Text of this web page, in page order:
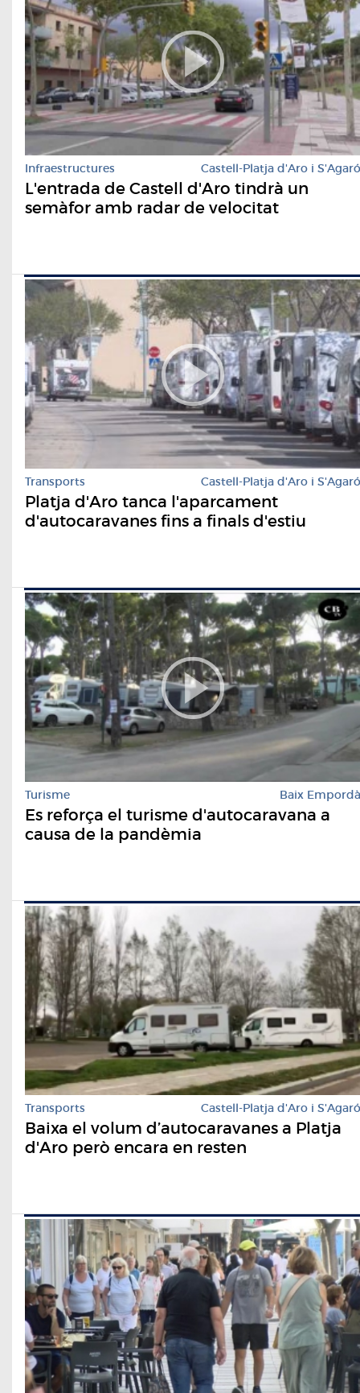
Infraestructures Castell-Platja d'Aro i S'Agaró
L'entrada de Castell d'Aro tindrà un
semàfor amb radar de velocitat
Transports Castell-Platja d'Aro i S'Agaró
Platja d'Aro tanca l'aparcament
d'autocaravanes fins a finals d'estiu
Turisme Baix Empordà
Es reforça el turisme d'autocaravana a
causa de la pandèmia
Transports Castell-Platja d'Aro i S'Agaró
Baixa el volum d’autocaravanes a Platja
d'Aro però encara en resten